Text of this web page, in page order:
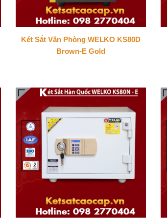
Két Sắt Văn Phòng WELKO KS80D
Brown-E Gold